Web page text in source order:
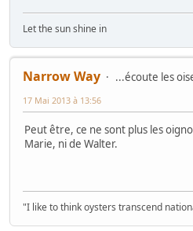
Let the sun shine in
Narrow Way
...écoute les
17 Mai 2013 à 13:56
Peut être, ce ne sont plus les
Marie, ni de Walter.
"I like to think oysters transcend